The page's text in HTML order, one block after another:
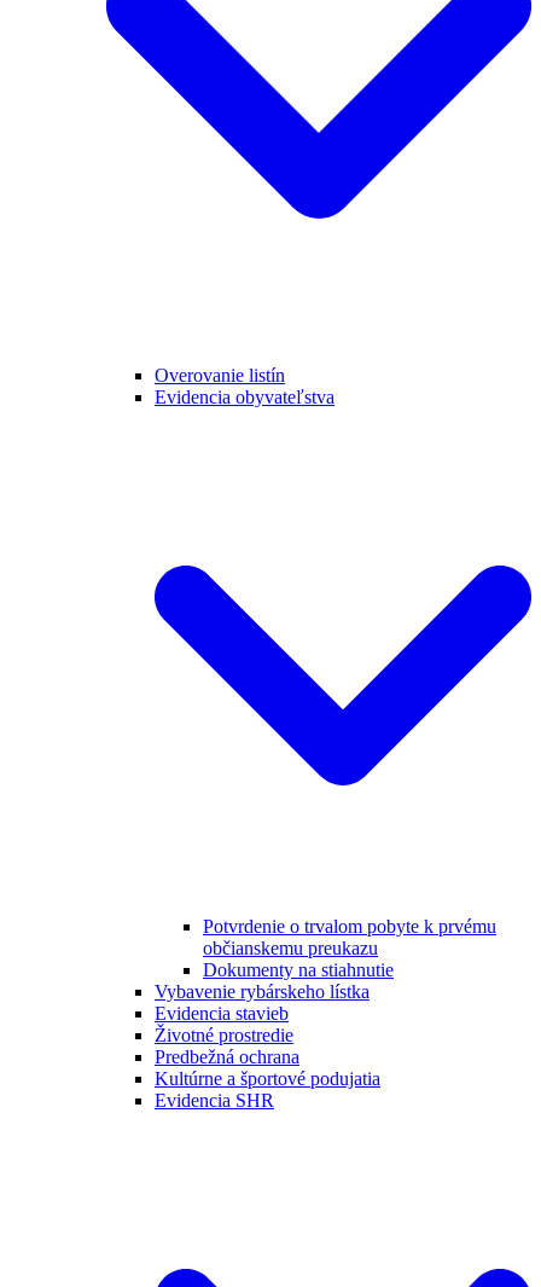
Overovanie listín
Evidencia obyvateľstva
Potvrdenie o trvalom pobyte k prvému
občianskemu preukazu
Dokumenty na stiahnutie
Vybavenie rybárskeho lístka
Evidencia stavieb
Životné prostredie
Predbežná ochrana
Kultúrne a športové podujatia
Evidencia SHR